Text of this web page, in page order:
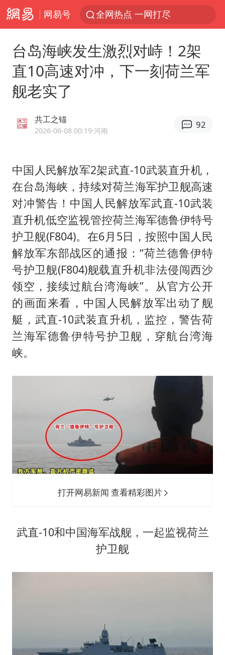
网易号 全网热点 一网打尽
台岛海峡发生激烈对峙！2架
直10高速对冲，下一刻荷兰军
舰老实了
共工之锚
2026-06-08 00:19·河南
92
中国人民解放军2架武直-10武装直升机，
在台岛海峡，持续对荷兰海军护卫舰高速
对冲警告！中国人民解放军武直-10武装
直升机低空监视管控荷兰海军德鲁伊特号
护卫舰(F804)。在6月5日，按照中国人民
解放军东部战区的通报：“荷兰德鲁伊特
号护卫舰(F804)舰载直升机非法侵闯西沙
领空，接续过航台湾海峡”。从官方公开
的画面来看，中国人民解放军出动了舰
艇，武直-10武装直升机，监控，警告荷
兰海军德鲁伊特号护卫舰，穿航台湾海
峡。
打开网易新闻 查看精彩图片
武直-10和中国海军战舰，一起监视荷兰
护卫舰